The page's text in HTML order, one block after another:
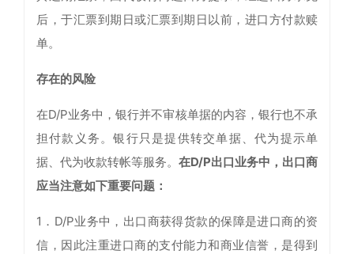
后，于汇票到期日或汇票到期日以前，进口方付款赎
单。
存在的风险
在D/P业务中，银行并不审核单据的内容，银行也不承
担付款义务。银行只是提供转交单据、代为提示单
据、代为收款转帐等服务。 在D/P出口业务中，出口商
应当注意如下重要问题：
1．D/P业务中，出口商获得货款的保障是进口商的资
信，因此注重进口商的支付能力和商业信誉，是得到